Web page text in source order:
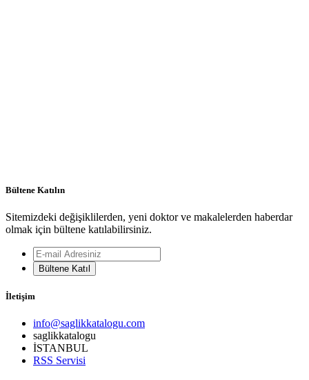
Bültene Katılın
Sitemizdeki değişiklilerden, yeni doktor ve makalelerden haberdar
olmak için bültene katılabilirsiniz.
Bültene Katıl
İletişim
info@saglikkatalogu.com
saglikkatalogu
İSTANBUL
RSS Servisi